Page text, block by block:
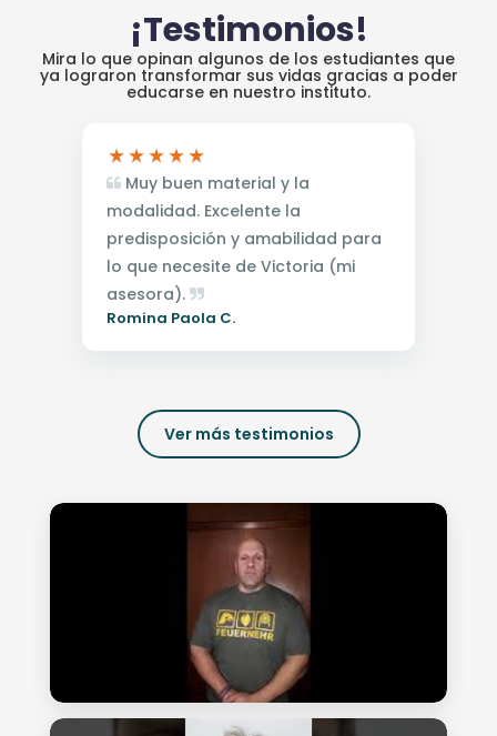
¡Testimonios!
Mira lo que opinan algunos de los estudiantes que
ya lograron transformar sus vidas gracias a poder
educarse en nuestro instituto.
Muy buen material y la
modalidad. Excelente la
predisposición y amabilidad para
lo que necesite de Victoria (mi
asesora).
Romina Paola C.
Ver más testimonios